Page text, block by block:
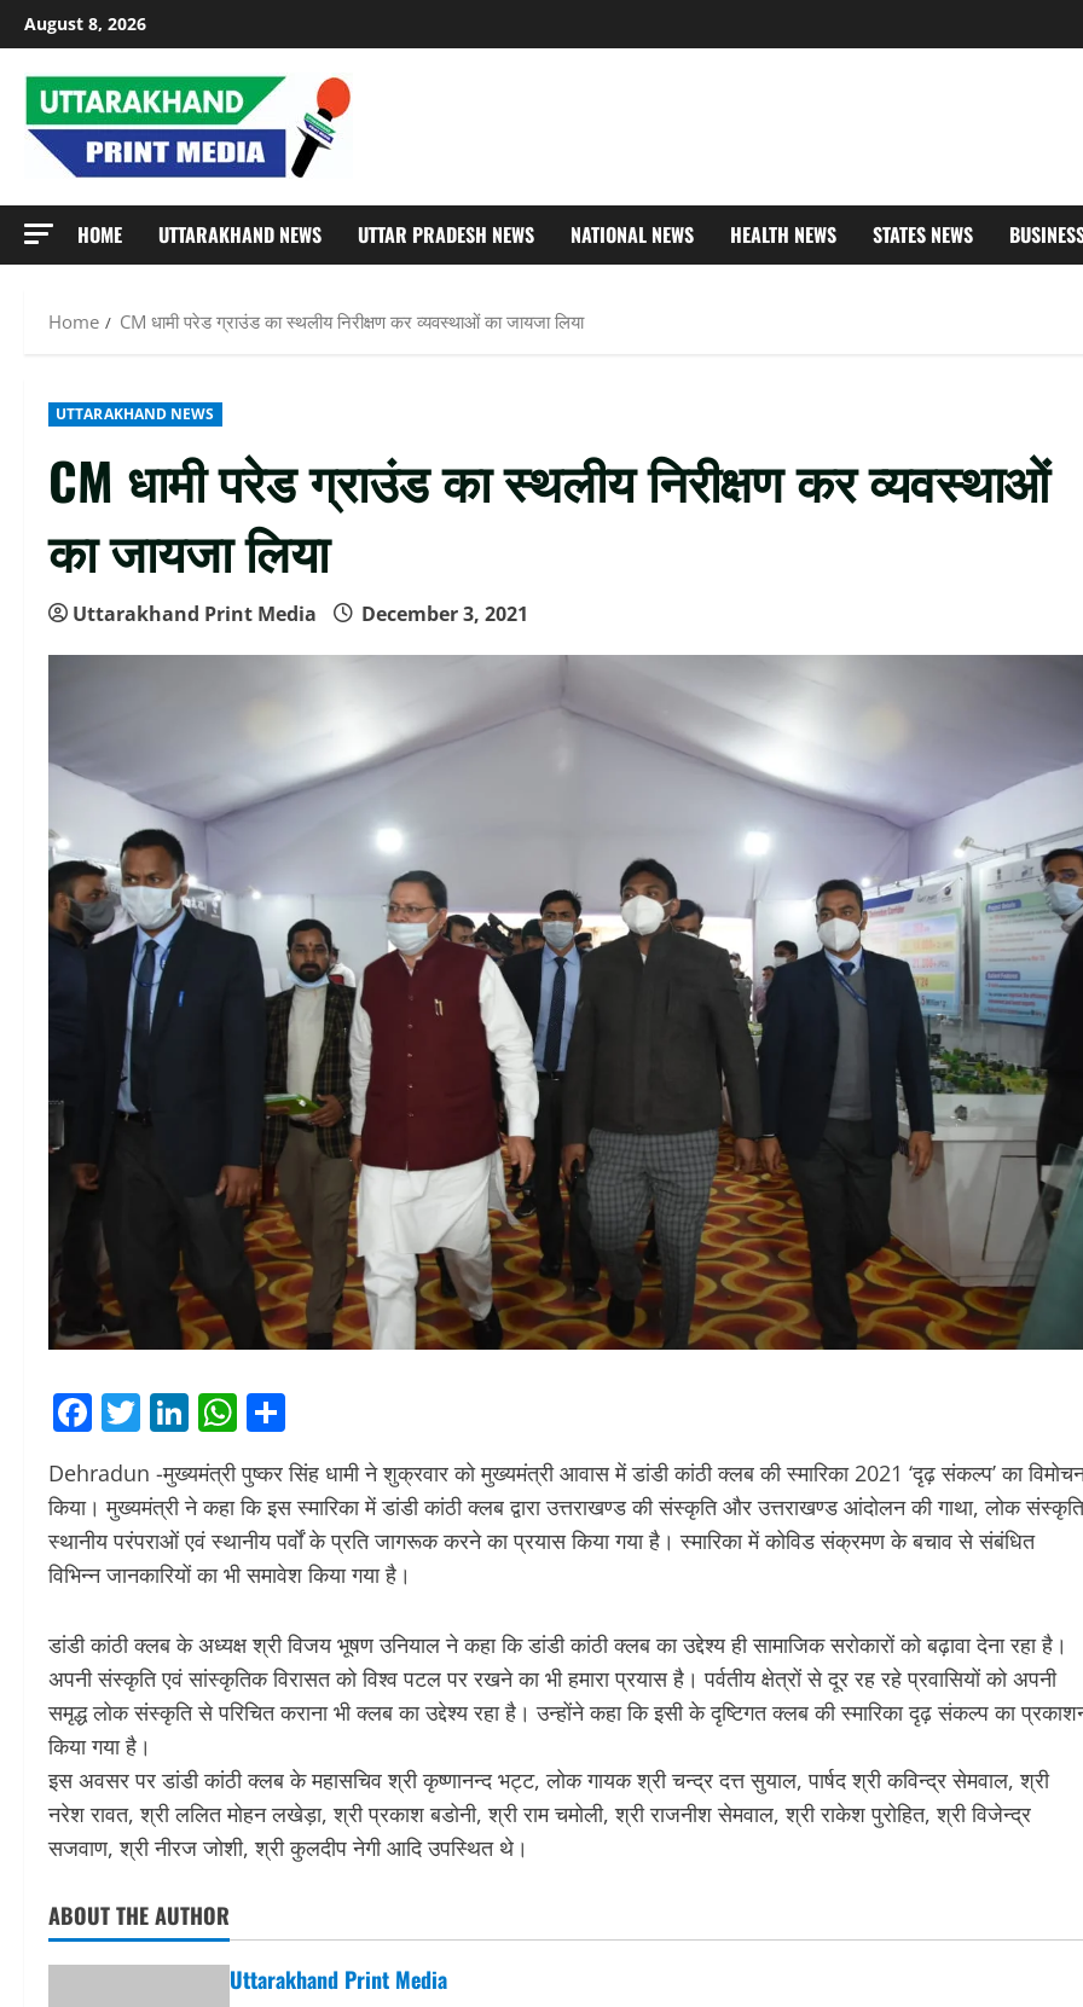
Skip
to
content
August 8, 2026
HOME UTTARAKHAND NEWS UTTAR PRADESH NEWS NATIONAL NEWS HEALTH NEWS STATES NEWS
Home CM धामी परेड ग्राउंड का स्थलीय निरीक्षण कर व्यवस्थाओं का जायजा लिया
UTTARAKHAND NEWS
CM धामी परेड ग्राउंड का स्थलीय निरीक्षण कर व्यवस्थाओं
का जायजा लिया
Uttarakhand Print Media December 3, 2021
Facebook
Twitter
LinkedIn
WhatsApp
Dehradun -मुख्यमंत्री पुष्कर सिंह धामी ने शुक्रवार को मुख्यमंत्री आवास में डांडी कांठी क्लब की स्मारिका 2021 ‘दृढ़ संकल्प’ का
किया। मुख्यमंत्री ने कहा कि इस स्मारिका में डांडी कांठी क्लब द्वारा उत्तराखण्ड की संस्कृति और उत्तराखण्ड आंदोलन की गाथा, लोक
स्थानीय परंपराओं एवं स्थानीय पर्वों के प्रति जागरूक करने का प्रयास किया गया है। स्मारिका में कोविड संक्रमण के बचाव से संबंधित
विभिन्न जानकारियों का भी समावेश किया गया है।
डांडी कांठी क्लब के अध्यक्ष श्री विजय भूषण उनियाल ने कहा कि डांडी कांठी क्लब का उद्देश्य ही सामाजिक सरोकारों को बढ़ावा देना रहा है।
अपनी संस्कृति एवं सांस्कृतिक विरासत को विश्व पटल पर रखने का भी हमारा प्रयास है। पर्वतीय क्षेत्रों से दूर रह रहे प्रवासियों को अपनी
समृद्ध लोक संस्कृति से परिचित कराना भी क्लब का उद्देश्य रहा है। उन्होंने कहा कि इसी के दृष्टिगत क्लब की स्मारिका दृढ़ संकल्प का
किया गया है।
इस अवसर पर डांडी कांठी क्लब के महासचिव श्री कृष्णानन्द भट्ट, लोक गायक श्री चन्द्र दत्त सुयाल, पार्षद श्री कविन्द्र सेमवाल, श्री
नरेश रावत, श्री ललित मोहन लखेड़ा, श्री प्रकाश बडोनी, श्री राम चमोली, श्री राजनीश सेमवाल, श्री राकेश पुरोहित, श्री विजेन्द्र
सजवाण, श्री नीरज जोशी, श्री कुलदीप नेगी आदि उपस्थित थे।
ABOUT THE AUTHOR
Uttarakhand Print Media